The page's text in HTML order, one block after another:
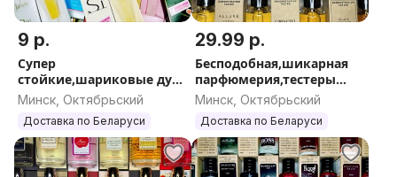
118.This is Her! UNDRESSED Zadig & Voltaire
119.YARA LATTAFA
120.EX Nihilo Blue Talisman
121.Chanel Cometа
122.Chanel chans Splendida
123.Moschino Toy 2
124.Moschino Toy 2 babble game
125.ESCADA Bali paradise
9 р.
Супер
стойкие,шариковые духи
с феромонами 10мл ОАЭ
Минск, Октябрьский
Доставка по Беларуси
29.99 р.
Бесподобная,шикарная
парфюмерия,тестеры
ОАЭ 115мл
Минск, Октябрьский
Доставка по Беларуси